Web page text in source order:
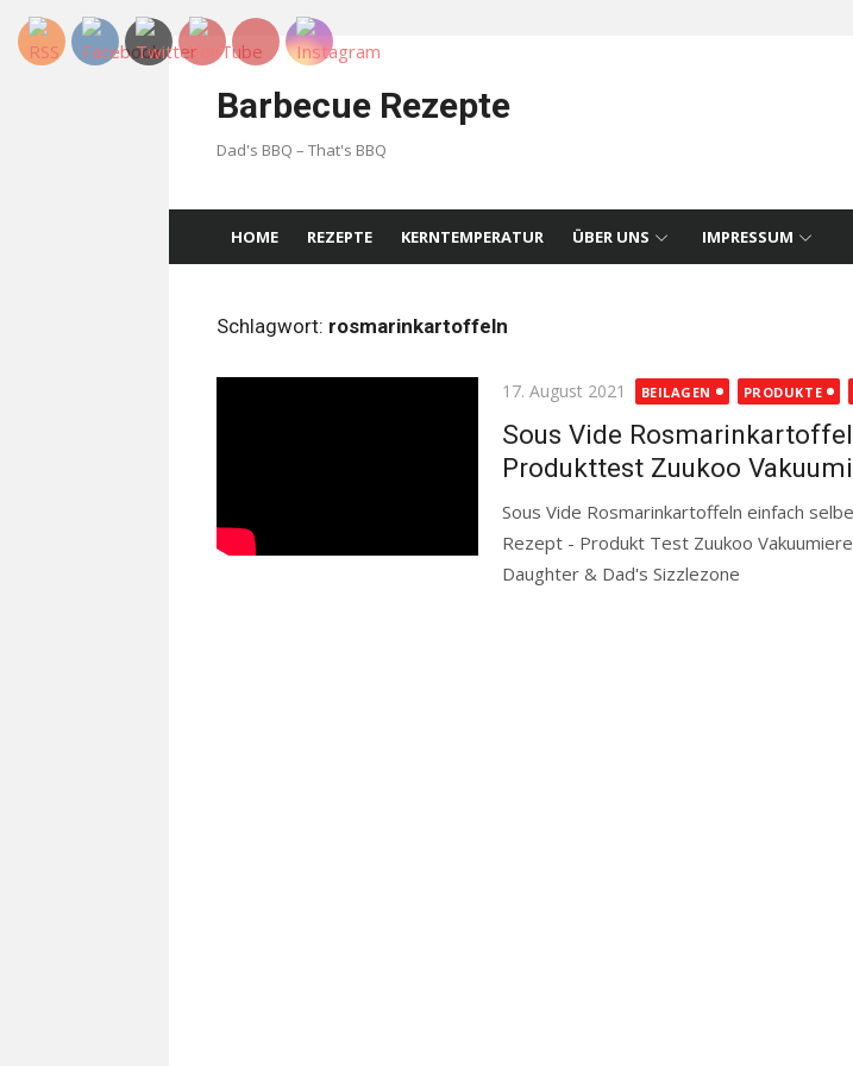
Skip
Barbecue Rezepte
Dad's BBQ – That's BBQ
HOME REZEPTE KERNTEMPERATUR ÜBER UNS IMPRESSUM
Schlagwort: rosmarinkartoffeln
Posted
17. August 2021 BEILAGEN PRODUKTE
Sous Vide
Produkttest Zuukoo
Sous Vide Rosmarinkartoffeln einfach
Rezept - Produkt Test Zuukoo
Daughter & Dad's Sizzlezone